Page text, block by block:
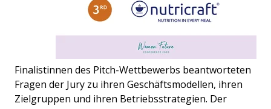
Finalistinnen des Pitch-Wettbewerbs beantworteten
Fragen der Jury zu ihren Geschäftsmodellen, ihren
Zielgruppen und ihren Betriebsstrategien. Der